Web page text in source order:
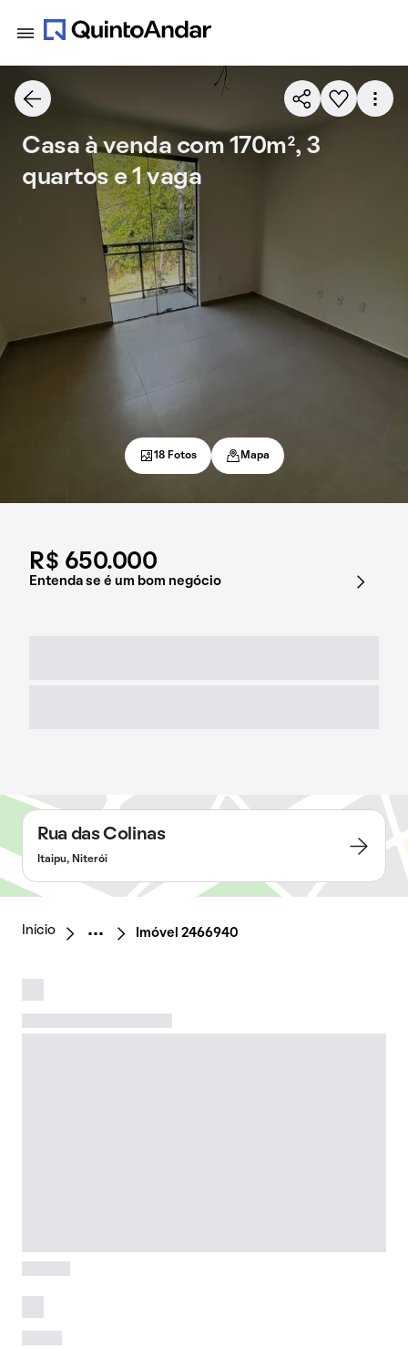
R$ 650.000
Entenda se é um bom negócio
Casa à venda com 170m², 3
quartos e 1 vaga
18 Fotos Mapa
Rua das Colinas
Itaipu, Niterói
Início Imóvel 2466940